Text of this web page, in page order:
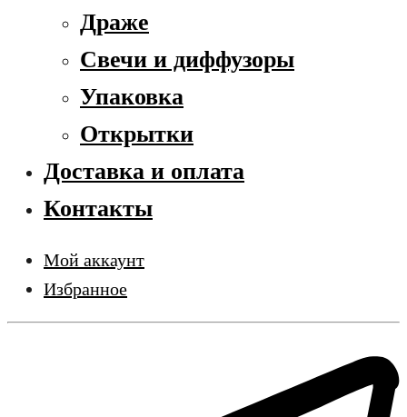
Драже
Свечи и диффузоры
Упаковка
Открытки
Доставка и оплата
Контакты
Мой аккаунт
Избранное